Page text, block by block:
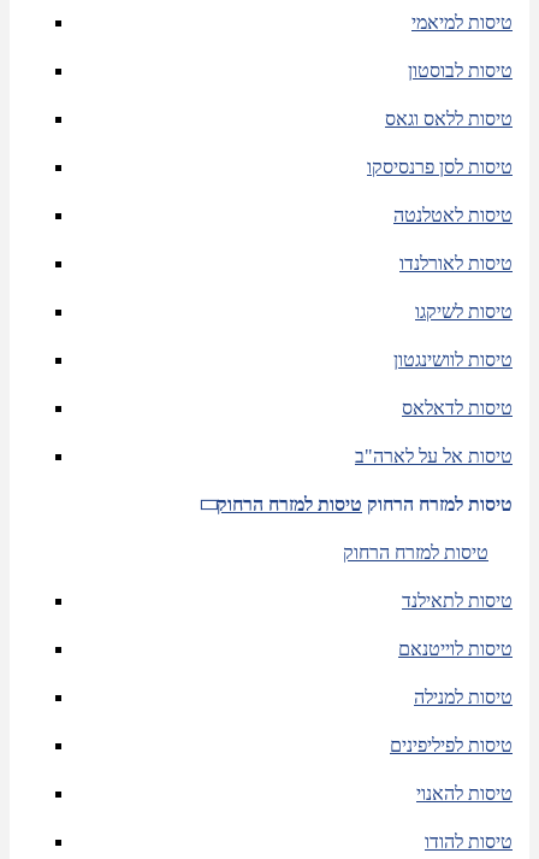
טיסות למיאמי
טיסות לבוסטון
טיסות ללאס וגאס
טיסות לסן פרנסיסקו
טיסות לאטלנטה
טיסות לאורלנדו
טיסות לשיקגו
טיסות לוושינגטון
טיסות לדאלאס
טיסות אל על לארה"ב
טיסות למזרח הרחוק טיסות למזרח הרחוק
טיסות למזרח הרחוק
טיסות לתאילנד
טיסות לוייטנאם
טיסות למנילה
טיסות לפיליפינים
טיסות להאנוי
טיסות להודו